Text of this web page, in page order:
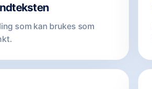
som kan brukes som